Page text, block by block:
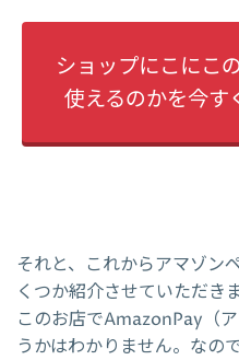
ショップにこにこ
使えるのかを今す
それと、これからアマゾン
くつか紹介させていただき
このお店でAmazonPay（
うかはわかりません。なの